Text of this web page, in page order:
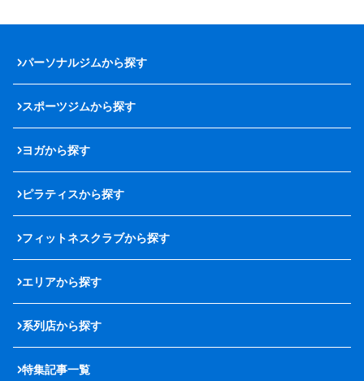
パーソナルジムから探す
スポーツジムから探す
ヨガから探す
ピラティスから探す
フィットネスクラブから探す
エリアから探す
系列店から探す
特集記事一覧